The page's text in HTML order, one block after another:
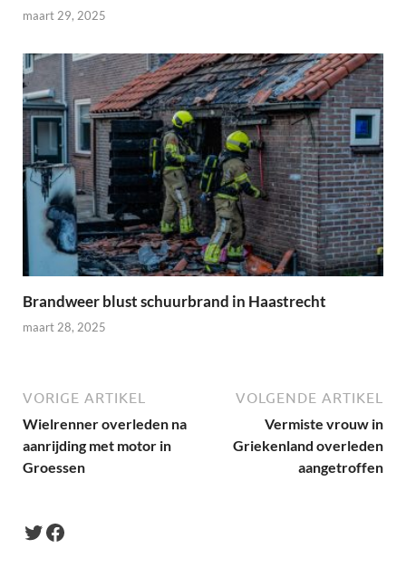
maart 29, 2025
Brandweer blust schuurbrand in Haastrecht
maart 28, 2025
VORIGE ARTIKEL
Wielrenner overleden na
aanrijding met motor in
Groessen
VOLGENDE ARTIKEL
Vermiste vrouw in
Griekenland overleden
aangetroffen